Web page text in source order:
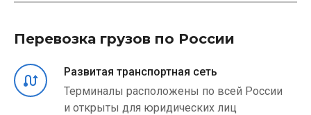
Перевозка грузов по России
Развитая транспортная сеть
Терминалы расположены по всей России
и открыты для юридических лиц